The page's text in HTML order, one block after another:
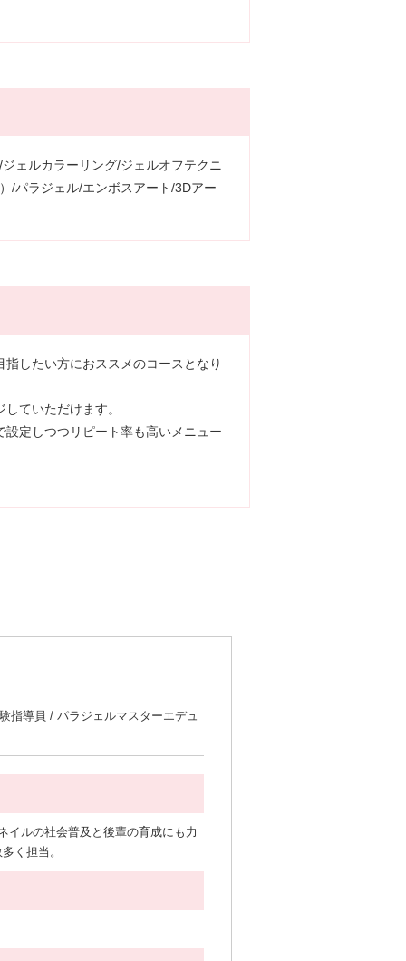
ェルカラーリング/ジェルオフテクニ
/パラジェル/エンボスアート/3Dアー
したい方におススメのコースとなり
ていただけます。
定しつつリピート率も高いメニュー
指導員 / パラジェルマスターエデュ
イルの社会普及と後輩の育成にも力
く担当。